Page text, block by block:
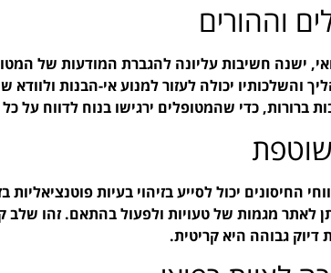
וההורים
ישנה חשיבות עליונה להגברת המודעות של
והשלכותיו יכולה לעזור למנוע אי-הבנות ולוודא
ברורות, כדי שהמטופלים ירגישו בנוח לדווח על
החיסונים יכול לסייע בזיהוי בעיות
לאתר מגמות של טעויות ולפעול בהתאם. זהו שלב
גבוהה היא קריטית.